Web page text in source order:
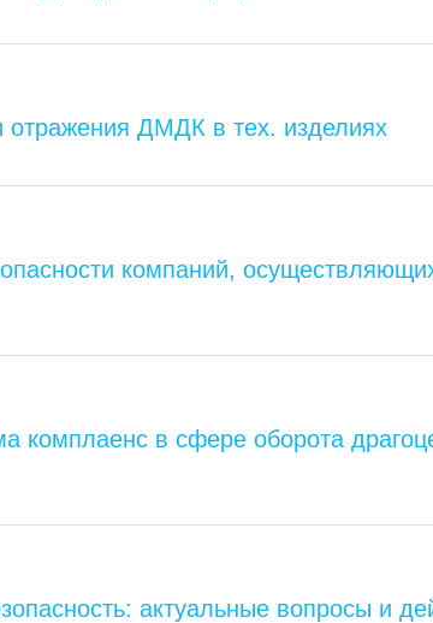
отражения ДМДК в тех. изделиях
компаний,
комплаенс в сфере оборота
актуальные вопросы и